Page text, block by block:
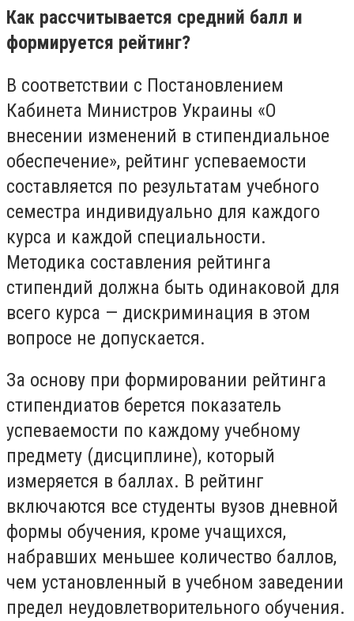
Как рассчитывается средний балл и
формируется рейтинг?
В соответствии с Постановлением
Кабинета Министров Украины «О
внесении изменений в стипендиальное
обеспечение», рейтинг успеваемости
составляется по результатам учебного
семестра индивидуально для каждого
курса и каждой специальности.
Методика составления рейтинга
стипендий должна быть одинаковой для
всего курса — дискриминация в этом
вопросе не допускается.
За основу при формировании рейтинга
стипендиатов берется показатель
успеваемости по каждому учебному
предмету (дисциплине), который
измеряется в баллах. В рейтинг
включаются все студенты вузов дневной
формы обучения, кроме учащихся,
набравших меньшее количество баллов,
чем установленный в учебном заведении
предел неудовлетворительного обучения.